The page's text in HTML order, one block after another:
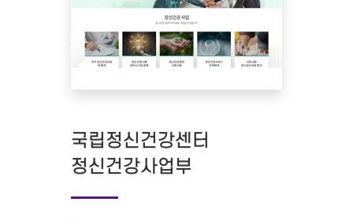
국립정신건강센터
정신건강사업부